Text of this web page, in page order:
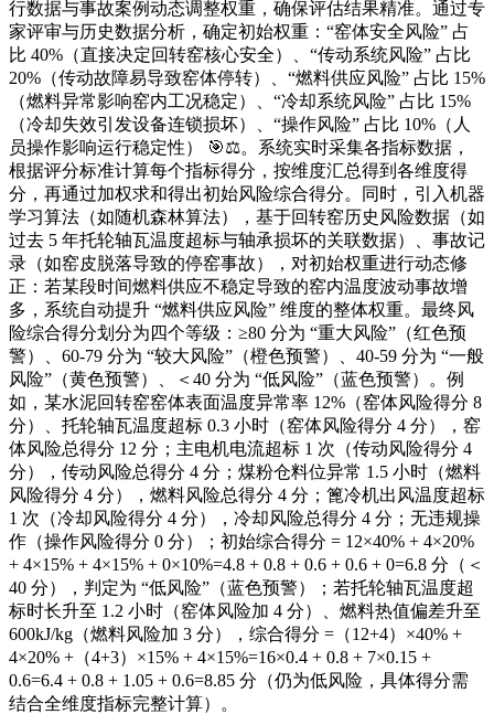
行数据与事故案例动态调整权重，确保评估结果精准。通过专
家评审与历史数据分析，确定初始权重：“窑体安全风险” 占
比 40%（直接决定回转窑核心安全）、“传动系统风险” 占比
20%（传动故障易导致窑体停转）、“燃料供应风险” 占比 15%
（燃料异常影响窑内工况稳定）、“冷却系统风险” 占比 15%
（冷却失效引发设备连锁损坏）、“操作风险” 占比 10%（人
员操作影响运行稳定性） 🎯⚖️。系统实时采集各指标数据，
根据评分标准计算每个指标得分，按维度汇总得到各维度得
分，再通过加权求和得出初始风险综合得分。同时，引入机器
学习算法（如随机森林算法），基于回转窑历史风险数据（如
过去 5 年托轮轴瓦温度超标与轴承损坏的关联数据）、事故记
录（如窑皮脱落导致的停窑事故），对初始权重进行动态修
正：若某段时间燃料供应不稳定导致的窑内温度波动事故增
多，系统自动提升 “燃料供应风险” 维度的整体权重。最终风
险综合得分划分为四个等级：≥80 分为 “重大风险”（红色预
警）、60-79 分为 “较大风险”（橙色预警）、40-59 分为 “一般
风险”（黄色预警）、＜40 分为 “低风险”（蓝色预警）。例
如，某水泥回转窑窑体表面温度异常率 12%（窑体风险得分 8
分）、托轮轴瓦温度超标 0.3 小时（窑体风险得分 4 分），窑
体风险总得分 12 分；主电机电流超标 1 次（传动风险得分 4
分），传动风险总得分 4 分；煤粉仓料位异常 1.5 小时（燃料
风险得分 4 分），燃料风险总得分 4 分；篦冷机出风温度超标
1 次（冷却风险得分 4 分），冷却风险总得分 4 分；无违规操
作（操作风险得分 0 分）；初始综合得分 = 12×40% + 4×20%
+ 4×15% + 4×15% + 0×10%=4.8 + 0.8 + 0.6 + 0.6 + 0=6.8 分（＜
40 分），判定为 “低风险”（蓝色预警）；若托轮轴瓦温度超
标时长升至 1.2 小时（窑体风险加 4 分）、燃料热值偏差升至
600kJ/kg（燃料风险加 3 分），综合得分 =（12+4）×40% +
4×20% +（4+3）×15% + 4×15%=16×0.4 + 0.8 + 7×0.15 +
0.6=6.4 + 0.8 + 1.05 + 0.6=8.85 分（仍为低风险，具体得分需
结合全维度指标完整计算）。